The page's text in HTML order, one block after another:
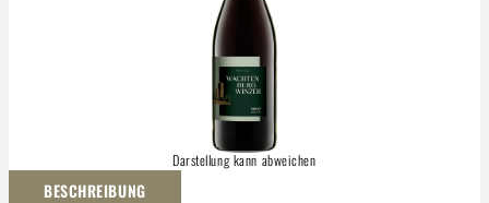
Darstellung kann abweichen
BESCHREIBUNG